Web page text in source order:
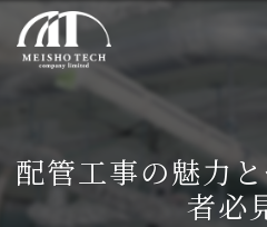
配管工事の魅力
者必